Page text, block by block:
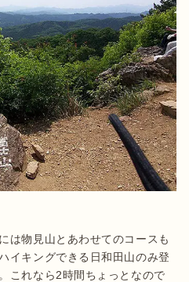
は物見山とあわせてのコースも
イキングできる日和田山のみ登
これなら2時間ちょっとなので